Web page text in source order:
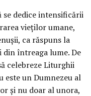
dedice intensificării
vieților umane,
ca răspuns la
întreaga lume. De
celebreze Liturghii
este un Dumnezeu al
și nu doar al unora,